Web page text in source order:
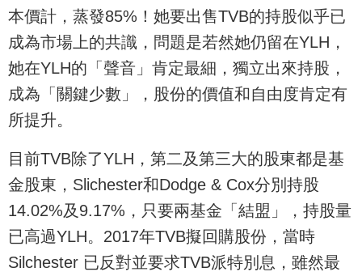
本價計，蒸發85%！她要出售TVB的持股似乎已
成為市場上的共識，問題是若然她仍留在YLH，
她在YLH的「聲音」肯定最細，獨立出來持股，
成為「關鍵少數」，股份的價值和自由度肯定有
所提升。
目前TVB除了YLH，第二及第三大的股東都是基
金股東，Slichester和Dodge & Cox分別持股
14.02%及9.17%，只要兩基金「結盟」，持股量
已高過YLH。2017年TVB擬回購股份，當時
Silchester 已反對並要求TVB派特別息，雖然最